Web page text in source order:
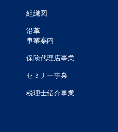
組織図
沿革
事業案内
保険代理店事業
セミナー事業
税理士紹介事業